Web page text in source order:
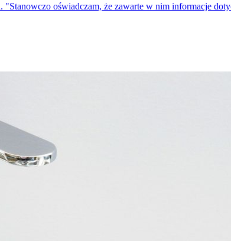
"Stanowczo oświadczam, że zawarte w nim informacje